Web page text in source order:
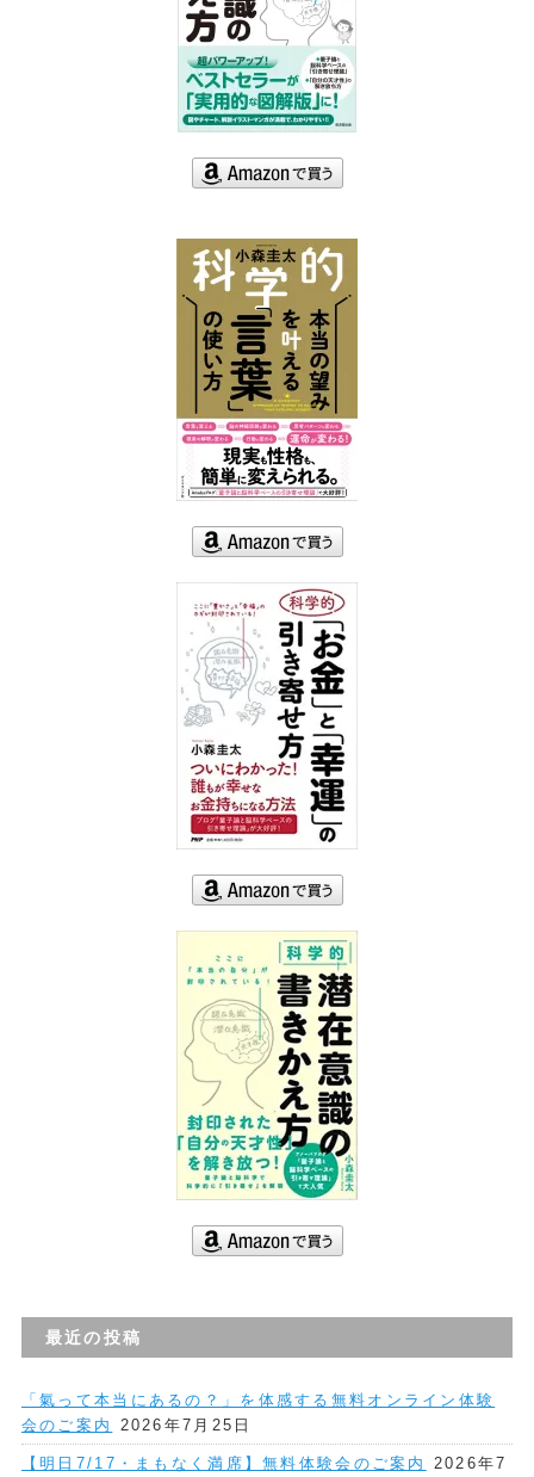
最近の投稿
「氣って本当にあるの？」を体感する無料オンライン体験
会のご案内
2026年7月25日
【明日7/17・まもなく満席】無料体験会のご案内
2026年7